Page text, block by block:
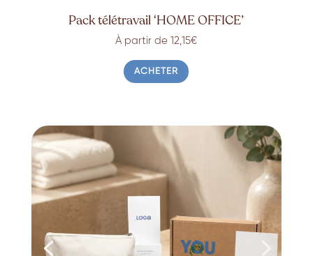
Pack télétravail ‘HOME OFFICE’
À partir de 12,15€
ACHETER